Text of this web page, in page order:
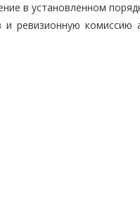
в установленном
ревизионную комиссию